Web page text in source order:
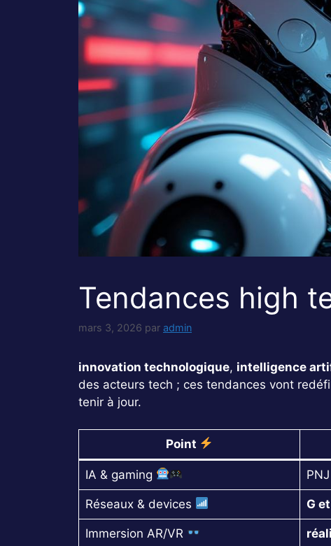
Tendances high
mars 3, 2026 par admin
innovation technologique, intelligence
des acteurs tech ; ces tendances vont
tenir à jour.
Point
IA & gaming
Réseaux & devices G
Immersion AR/VR